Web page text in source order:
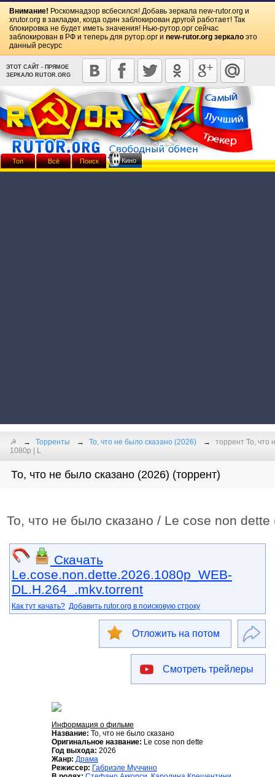
Внимание! Роскомнадзор всбесился! Добавь зеркала new-rutor.org и
xrutor.org в закладки, когда один заблокирован другой работает! Так
блокировка не будет иметь значения! Нью-рутор.орг сейчас
заблокирован в РФ и теперь для рутор.орг и new-rutor.org зеркало это
данный ресурс
ЭТОТ САЙТ - ПРЯМОЕ
ЗЕРКАЛО RUTOR.ORG
☭ Торренты То, что не было сказано (2026)
торрент То, что
1080p | L
То, что не было сказано (2026) (торрент)
То, что не было сказано / Le cose non
Скачать
Le.cose.non.dette.2026.1080p_WEB-
DL.H.264_.mkv.torrent
Как тут качать? Добавить rutor.org в поисковую строку
Отложить на потом
Смотреть трейлеры
Информация о фильме
Название: То, что не было сказано
Оригинальное название: Le cose non dette
Год выхода: 2026
Жанр: Драма
Режиссер: Габриэле Муччино